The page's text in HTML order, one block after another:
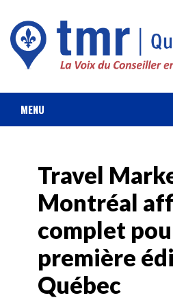
MENU
FORFAIT VACANCES
CROISIÈRES
HOTELS & RESORTS
DESTINATIONS
Travel
Montréal
complet
première
Québec